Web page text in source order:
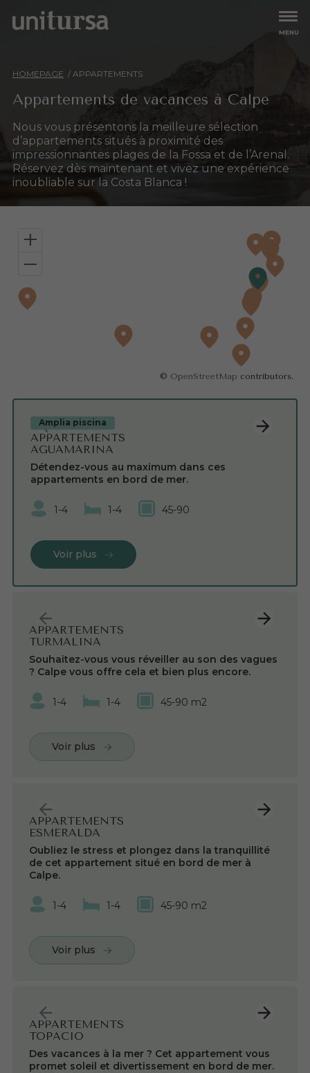
MENU
Contact
English
Tous
Amatista
Ambar Beach
Coral Beach
Esmeralda
Esmeralda Suites
Hipocampos
Mare Nostrum
Topacio
Turmalina
Turquesa Beach
Zafiro
Expériences
Propriétaires
HOMEPAGE APPARTEMENTS
Appartements de vacances à Calpe
Nous vous présentons la meilleure sélection
d’appartements situés à proximité des
impressionnantes plages de la Fossa et de l’Arenal.
Réservez dès maintenant et vivez une expérience
inoubliable sur la Costa Blanca !
+
–
© OpenStreetMap contributors.
Amplia piscina
APPARTEMENTS
AGUAMARINA
Détendez-vous au maximum dans ces
appartements en bord de mer.
1-4 1-4 45-90
Voir plus
APPARTEMENTS
TURMALINA
Souhaitez-vous vous réveiller au son des vagues
? Calpe vous offre cela et bien plus encore.
1-4 1-4 45-90 m2
Voir plus
APPARTEMENTS
ESMERALDA
Oubliez le stress et plongez dans la tranquillité
de cet appartement situé en bord de mer à
Calpe.
1-4 1-4 45-90 m2
Voir plus
APPARTEMENTS
TOPACIO
Des vacances à la mer ? Cet appartement vous
promet soleil et divertissement en bord de mer.